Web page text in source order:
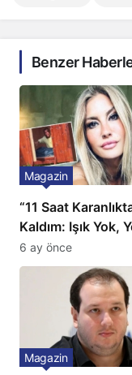
Benzer
“11 Saat
Kaldım: Işık Yok,
Yok, Tuvalet Yok!”
Çağla Şikel’den
Magazin
6 ay önce
Magazin